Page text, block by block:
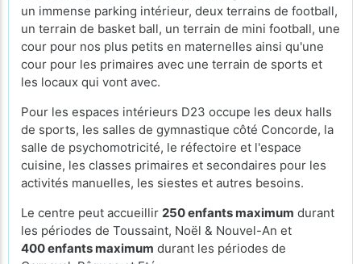
un immense parking intérieur, deux terrains de football,
un terrain de basket ball, un terrain de mini football, une
cour pour nos plus petits en maternelles ainsi qu'une
cour pour les primaires avec une terrain de sports et
les locaux qui vont avec.
Pour les espaces intérieurs D23 occupe les deux halls
de sports, les salles de gymnastique côté Concorde, la
salle de psychomotricité, le réfectoire et l'espace
cuisine, les classes primaires et secondaires pour les
activités manuelles, les siestes et autres besoins.
Le centre peut accueillir 250 enfants maximum durant
les périodes de Toussaint, Noël & Nouvel-An et
400 enfants maximum durant les périodes de